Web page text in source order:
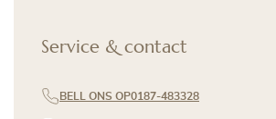
Service & contact
BELL ONS OP0187-483328